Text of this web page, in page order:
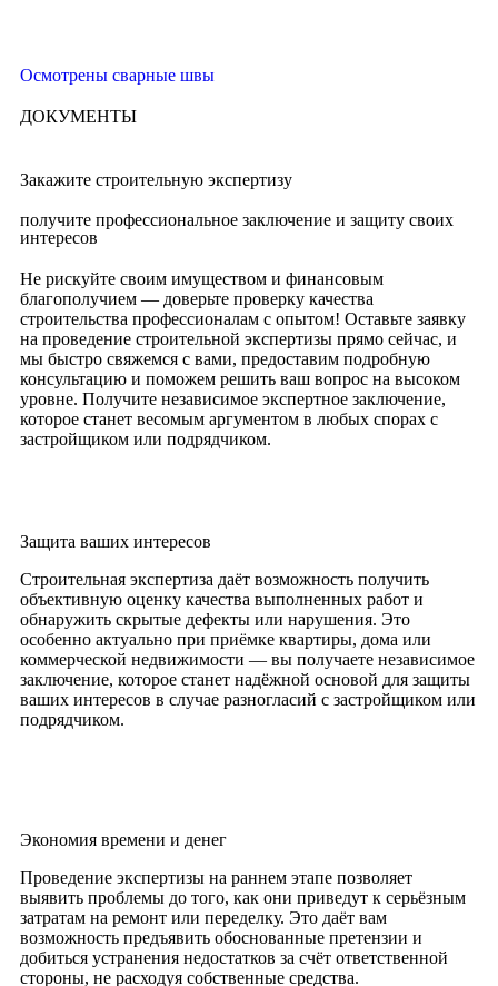
Осмотрены сварные швы
ДОКУМЕНТЫ
Закажите строительную экспертизу
получите профессиональное заключение и защиту своих
интересов
Не рискуйте своим имуществом и финансовым
благополучием — доверьте проверку качества
строительства профессионалам с опытом! Оставьте заявку
на проведение строительной экспертизы прямо сейчас, и
мы быстро свяжемся с вами, предоставим подробную
консультацию и поможем решить ваш вопрос на высоком
уровне. Получите независимое экспертное заключение,
которое станет весомым аргументом в любых спорах с
застройщиком или подрядчиком.
Защита ваших интересов
Строительная экспертиза даёт возможность получить
объективную оценку качества выполненных работ и
обнаружить скрытые дефекты или нарушения. Это
особенно актуально при приёмке квартиры, дома или
коммерческой недвижимости — вы получаете независимое
заключение, которое станет надёжной основой для защиты
ваших интересов в случае разногласий с застройщиком или
подрядчиком.
Экономия времени и денег
Проведение экспертизы на раннем этапе позволяет
выявить проблемы до того, как они приведут к серьёзным
затратам на ремонт или переделку. Это даёт вам
возможность предъявить обоснованные претензии и
добиться устранения недостатков за счёт ответственной
стороны, не расходуя собственные средства.